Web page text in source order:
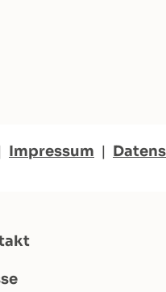
Impressum |